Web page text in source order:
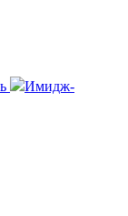
Имидж-